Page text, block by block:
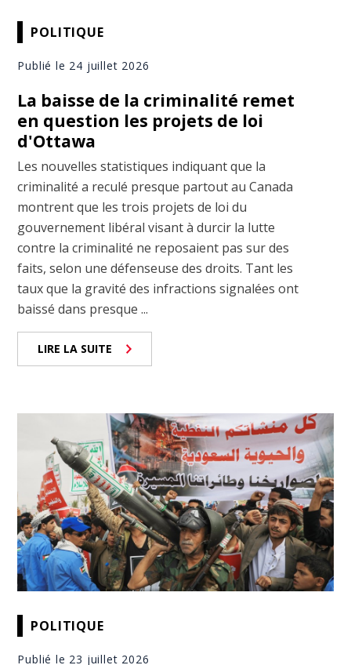
POLITIQUE
Publié le 24 juillet 2026
La baisse de la criminalité remet
en question les projets de loi
d'Ottawa
Les nouvelles statistiques indiquant que la
criminalité a reculé presque partout au Canada
montrent que les trois projets de loi du
gouvernement libéral visant à durcir la lutte
contre la criminalité ne reposaient pas sur des
faits, selon une défenseuse des droits. Tant les
taux que la gravité des infractions signalées ont
baissé dans presque ...
LIRE LA SUITE
POLITIQUE
Publié le 23 juillet 2026